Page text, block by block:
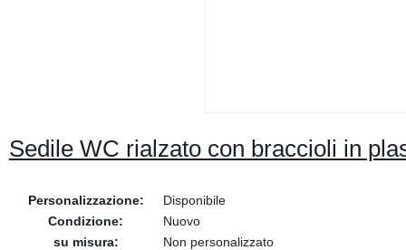
Sedile WC rialzato con braccioli in
Personalizzazione:
Disponibile
Condizione:
Nuovo
su misura:
Non personalizzato